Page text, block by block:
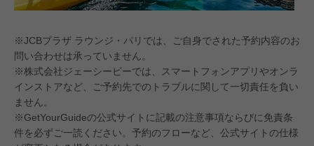
※JCBプラザ ラウンジ・パリでは、ご自身でされた予約内容のお
問い合わせは承っていません。
※株式会社ジェーシービーでは、スマートフォンアプリやオンラ
インストアなど、ご予約先でのトラブルに関して一切責任を負い
ません。
※GetYourGuideの公式サイトに記載の注意事項ならびに免責条
件を必ずご一読ください。予約のフローなど、公式サイトの仕様